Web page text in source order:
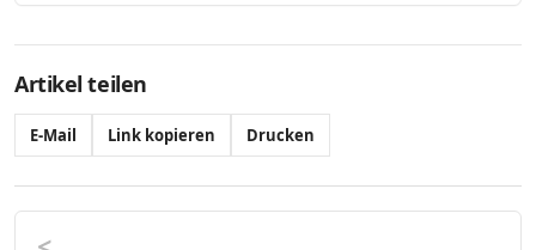
Artikel teilen
E-Mail Link kopieren Drucken